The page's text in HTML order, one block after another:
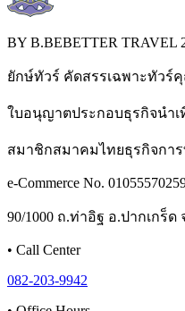
BY B.BEBETTER TRAVEL
ยักษ์ทัวร์ คัดสรรเฉพาะทัวร์
ใบอนุญาตประกอบธุรกิจนำเ
สมาชิกสมาคมไทยธุรกิจการ
e-Commerce No.
90/1000 ถ.ท่าอิฐ อ.ปากเกร็ด
• Call Center
082-203-9942